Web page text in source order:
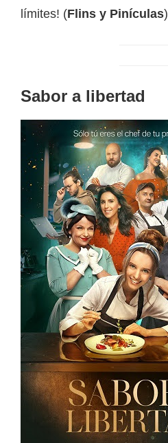
límites! (Flins y Pinículas)
Sabor a libertad